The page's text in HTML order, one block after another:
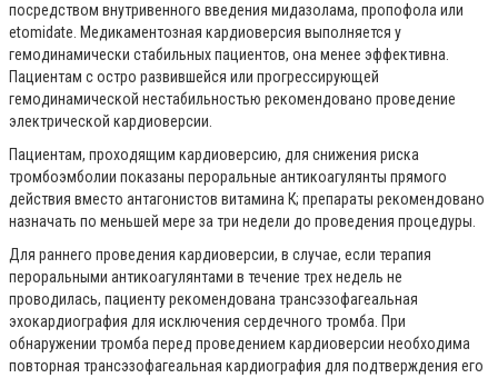
посредством внутривенного введения мидазолама, пропофола или
etomidate. Медикаментозная кардиоверсия выполняется у
гемодинамически стабильных пациентов, она менее эффективна.
Пациентам с остро развившейся или прогрессирующей
гемодинамической нестабильностью рекомендовано проведение
электрической кардиоверсии.
Пациентам, проходящим кардиоверсию, для снижения риска
тромбоэмболии показаны пероральные антикоагулянты прямого
действия вместо антагонистов витамина К; препараты рекомендовано
назначать по меньшей мере за три недели до проведения процедуры.
Для раннего проведения кардиоверсии, в случае, если терапия
пероральными антикоагулянтами в течение трех недель не
проводилась, пациенту рекомендована трансэзофагеальная
эхокардиография для исключения сердечного тромба. При
обнаружении тромба перед проведением кардиоверсии необходима
повторная трансэзофагеальная кардиография для подтверждения его